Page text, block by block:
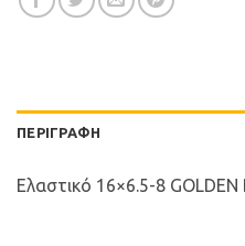
ΠΕΡΙΓΡΑΦΉ
Ελαστικό 16×6.5-8 GOLDEN